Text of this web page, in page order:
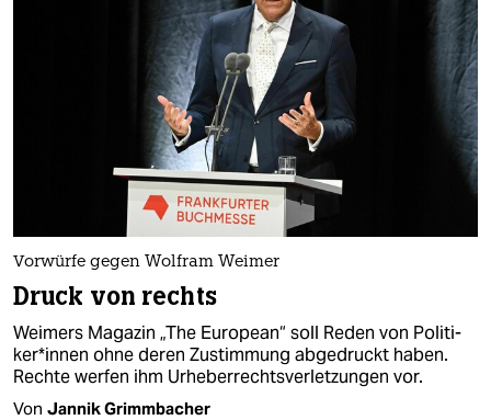
Vorwürfe gegen Wolfram Weimer
Druck von rechts
Weimers Magazin „The European“ soll Reden von Po­li­ti­
ke­r*in­nen ohne deren Zustimmung abgedruckt haben.
Rechte werfen ihm Urheberrechtsverletzungen vor.
Von Jannik Grimmbacher